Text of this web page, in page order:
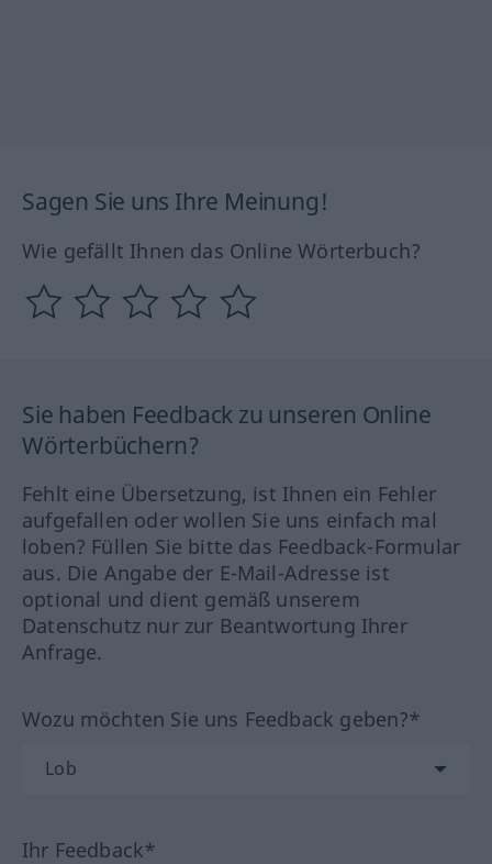
Sagen Sie uns Ihre Meinung!
Wie gefällt Ihnen das Online Wörterbuch?
Sie haben Feedback zu unseren Online
Wörterbüchern?
Fehlt eine Übersetzung, ist Ihnen ein Fehler
aufgefallen oder wollen Sie uns einfach mal
loben? Füllen Sie bitte das Feedback-Formular
aus. Die Angabe der E-Mail-Adresse ist
optional und dient gemäß unserem
Datenschutz nur zur Beantwortung Ihrer
Anfrage.
Wozu möchten Sie uns Feedback geben?*
Ihr Feedback*